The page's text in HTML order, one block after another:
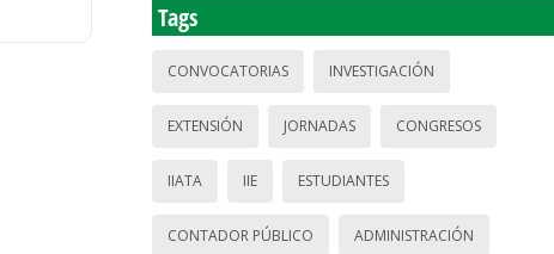
Tags
CONVOCATORIAS INVESTIGACIÓN
EXTENSIÓN JORNADAS CONGRESOS
IIATA IIE ESTUDIANTES
CONTADOR PÚBLICO ADMINISTRACIÓN